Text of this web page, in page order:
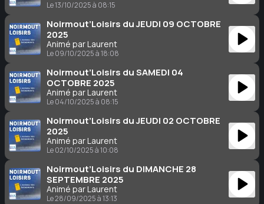
Le 13/10/2025 à 08:15
Noirmout’Loisirs du JEUDI 09 OCTOBRE
2025
Animé par Laurent
Le 09/10/2025 à 18:08
Noirmout’Loisirs du SAMEDI 04
OCTOBRE 2025
Animé par Laurent
Le 04/10/2025 à 08:15
Noirmout’Loisirs du JEUDI 02 OCTOBRE
2025
Animé par Laurent
Le 02/10/2025 à 10:08
Noirmout’Loisirs du DIMANCHE 28
SEPTEMBRE 2025
Animé par Laurent
Le 28/09/2025 à 13:13